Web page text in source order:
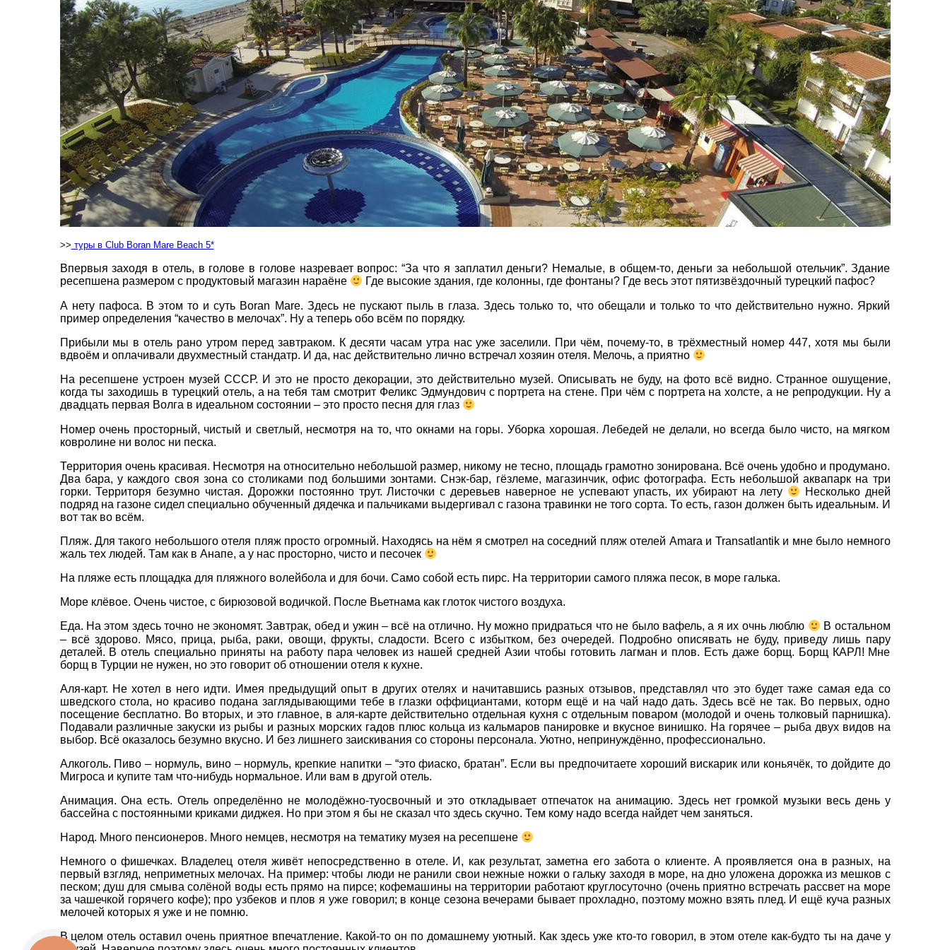
пр. Соборний 216
+38 (067) 180-32-43,
+38 (099) 180-32-43,
+38 (093) 180-32-43 ,
0800 33 01 80
zp_city@aventour.ua
Пн. - Пт. 9:00 - 18:00
Сб 10:00 - 15:00
вул. Сумська 77/79
+38 (067) 180-32-43,
+38 (099) 180-32-43,
+38 (093) 180-32-43,
0800 33 01 80
kh_city@aventour.ua
Пн. - Пт. 9:00 - 18:00
Сб 10:00 - 15:00
>> туры в Club Boran Mare Beach 5*
Впервыя заходя в отель, в голове в голове назревает вопрос: “За что я заплатил деньги? Немалые, в общем-то, деньги за небольшой отельчик”. Здание
ресепшена размером с продуктовый магазин нараёне
Где высокие здания, где колонны, где фонтаны? Где весь этот пятизвёздочный турецкий пафос?
А нету пафоса. В этом то и суть Boran Mare. Здесь не пускают пыль в глаза. Здесь только то, что обещали и только то что действительно нужно. Яркий
пример определения “качество в мелочах”. Ну а теперь обо всём по порядку.
Прибыли мы в отель рано утром перед завтраком. К десяти часам утра нас уже заселили. При чём, почему-то, в трёхместный номер 447, хотя мы были
вдвоём и оплачивали двухместный стандатр. И да, нас действительно лично встречал хозяин отеля. Мелочь, а приятно
На ресепшене устроен музей СССР. И это не просто декорации, это действительно музей. Описывать не буду, на фото всё видно. Странное ошущение,
когда ты заходишь в турецкий отель, а на тебя там смотрит Феликс Эдмундович с портрета на стене. При чём с портрета на холсте, а не репродукции. Ну а
двадцать первая Волга в идеальном состоянии – это просто песня для глаз
Номер очень просторный, чистый и светлый, несмотря на то, что окнами на горы. Уборка хорошая. Лебедей не делали, но всегда было чисто, на мягком
ковролине ни волос ни песка.
Территория очень красивая. Несмотря на относительно небольшой размер, никому не тесно, площадь грамотно зонирована. Всё очень удобно и продумано.
Два бара, у каждого своя зона со столиками под большими зонтами. Снэк-бар, гёзлеме, магазинчик, офис фотографа. Есть небольшой аквапарк на три
горки. Территоря безумно чистая. Дорожки постоянно трут. Листочки с деревьев наверное не успевают упасть, их убирают на лету
Несколько дней
подряд на газоне сидел специально обученный дядечка и пальчиками выдергивал с газона травинки не того сорта. То есть, газон должен быть идеальным. И
вот так во всём.
Пляж. Для такого небольшого отеля пляж просто огромный. Находясь на нём я смотрел на соседний пляж отелей Amara и Transatlantik и мне было немного
жаль тех людей. Там как в Анапе, а у нас просторно, чисто и песочек
На пляже есть площадка для пляжного волейбола и для бочи. Само собой есть пирс. На территории самого пляжа песок, в море галька.
Море клёвое. Очень чистое, с бирюзовой водичкой. После Вьетнама как глоток чистого воздуха.
Еда. На этом здесь точно не экономят. Завтрак, обед и ужин – всё на отлично. Ну можно придраться что не было вафель, а я их очнь люблю
В остальном
– всё здорово. Мясо, прица, рыба, раки, овощи, фрукты, сладости. Всего с избытком, без очередей. Подробно описявать не буду, приведу лишь пару
деталей. В отель специально приняты на работу пара человек из нашей средней Азии чтобы готовить лагман и плов. Есть даже борщ. Борщ КАРЛ! Мне
борщ в Турции не нужен, но это говорит об отношении отеля к кухне.
Аля-карт. Не хотел в него идти. Имея предыдущий опыт в других отелях и начитавшись разных отзывов, представлял что это будет таже самая еда со
шведского стола, но красиво подана заглядывающими тебе в глазки оффициантами, которм ещё и на чай надо дать. Здесь всё не так. Во первых, одно
посещение бесплатно. Во вторых, и это главное, в аля-карте действительно отдельная кухня с отдельным поваром (молодой и очень толковый парнишка).
Подавали различные закуски из рыбы и разных морских гадов плюс кольца из кальмаров панировке и вкусное винишко. На горячее – рыба двух видов на
выбор. Всё оказалось безумно вкусно. И без лишнего заискивания со стороны персонала. Уютно, непринуждённо, профессионально.
Алкоголь. Пиво – нормуль, вино – нормуль, крепкие напитки – “это фиаско, братан”. Если вы предпочитаете хороший вискарик или коньячёк, то дойдите до
Мигроса и купите там что-нибудь нормальное. Или вам в другой отель.
Анимация. Она есть. Отель определённо не молодёжно-туосвочный и это откладывает отпечаток на анимацию. Здесь нет громкой музыки весь день у
бассейна с постоянными криками диджея. Но при этом я бы не сказал что здесь скучно. Тем кому надо всегда найдет чем заняться.
Народ. Много пенсионеров. Много немцев, несмотря на тематику музея на ресепшене
Немного о фишечках. Владелец отеля живёт непосредственно в отеле. И, как результат, заметна его забота о клиенте. А проявляется она в разных, на
первый взгляд, неприметных мелочах. На пример: чтобы люди не ранили свои нежные ножки о гальку заходя в море, на дно уложена дорожка из мешков с
песком; душ для смыва солёной воды есть прямо на пирсе; кофемашины на территории работают круглосуточно (очень приятно встречать рассвет на море
за чашечкой горячего кофе); про узбеков и плов я уже говорил; в конце сезона вечерами бывает прохладно, поэтому можно взять плед. И ещё куча разных
мелочей которых я уже и не помню.
В целом отель оставил очень приятное впечатление. Какой-то он по домашнему уютный. Как здесь уже кто-то говорил, в этом отеле как-будто ты на даче у
×
* ВАШЕ ІМ'Я
* ТЕЛЕФОН
*поля обов'язкові для заповнення